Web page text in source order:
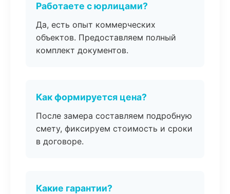
Работаете с юрлицами?
Да, есть опыт коммерческих
объектов. Предоставляем полный
комплект документов.
Как формируется цена?
После замера составляем подробную
смету, фиксируем стоимость и сроки
в договоре.
Какие гарантии?